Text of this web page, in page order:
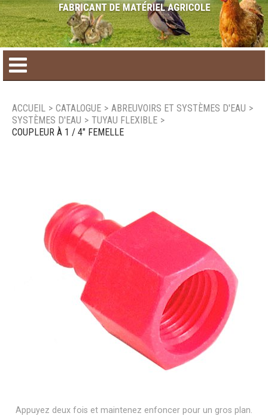
Catalogue de produit
Nouveaux produits
Nous joindre
ACCUEIL > CATALOGUE > ABREUVOIRS ET SYSTÈMES D'EAU >
SYSTÈMES D'EAU > TUYAU FLEXIBLE >
COUPLEUR À 1 / 4" FEMELLE
Appuyez deux fois et maintenez enfoncer pour un gros plan.